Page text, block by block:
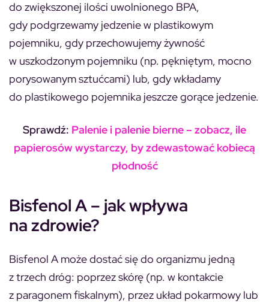
do zwiększonej ilości uwolnionego BPA,
gdy podgrzewamy jedzenie w plastikowym
pojemniku, gdy przechowujemy żywność
w uszkodzonym pojemniku (np. pękniętym, mocno
porysowanym sztućcami) lub, gdy wkładamy
do plastikowego pojemnika jeszcze gorące jedzenie.
Sprawdź: Palenie i palenie bierne – zobacz, ile
papierosów wystarczy, by zdewastować kobiecą
płodność
Bisfenol A – jak wpływa
na zdrowie?
Bisfenol A może dostać się do organizmu jedną
z trzech dróg: poprzez skórę (np. w kontakcie
z paragonem fiskalnym), przez układ pokarmowy lub